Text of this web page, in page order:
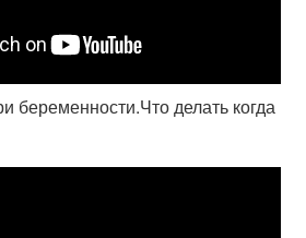
беременности.Что делать когда